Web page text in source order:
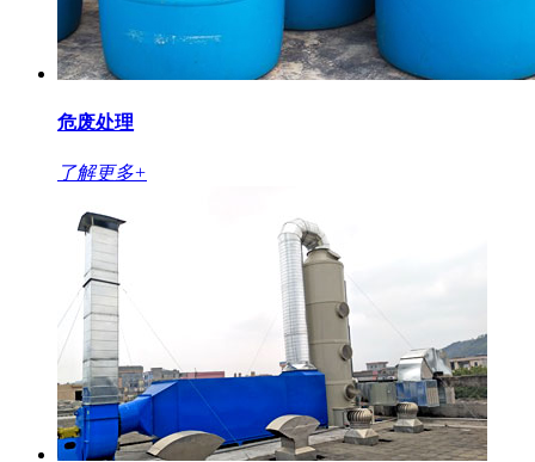
危废处理
了解更多+